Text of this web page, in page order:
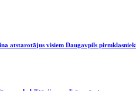
atstarotājus visiem Daugavpils